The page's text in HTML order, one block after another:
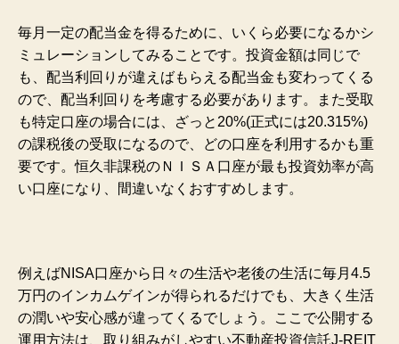
毎月一定の配当金を得るために、いくら必要になるかシ
ミュレーションしてみることです。 投資金額は同じで
も、配当利回りが違えばもらえる配当金も変わってくる
ので、 配当利回りを考慮する必要があります。また受取
も特定口座の場合には、ざっと20%(正式には20.315%)
の課税後の受取になるので、どの口座を利用するかも重
要です。恒久非課税のＮＩＳＡ口座が最も投資効率が高
い口座になり、間違いなくおすすめします。
例えばNISA口座から日々の生活や老後の生活に毎月4.5
万円のインカムゲインが得られるだけでも、大きく生活
の潤いや安心感が違ってくるでしょう。ここで公開する
運用方法は、取り組みがしやすい不動産投資信託J-REIT